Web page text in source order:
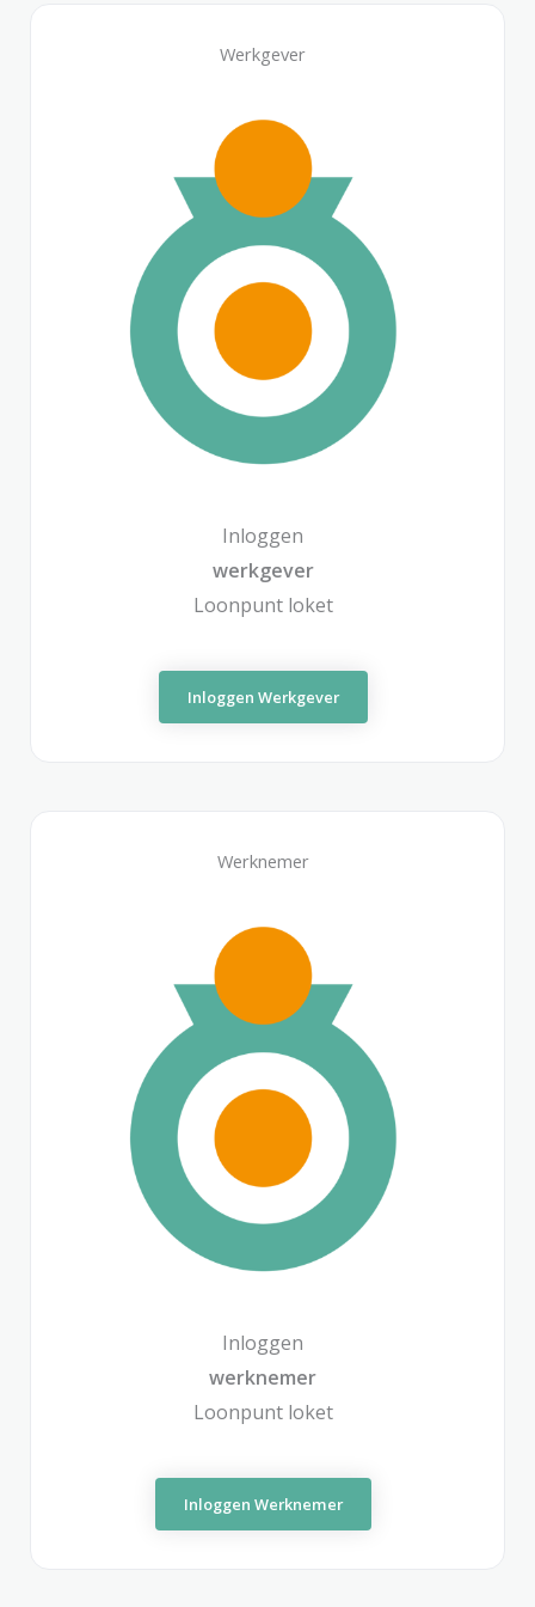
Werkgever
Inloggen
werkgever
Loonpunt loket
Inloggen Werkgever
Werknemer
Inloggen
werknemer
Loonpunt loket
Inloggen Werknemer